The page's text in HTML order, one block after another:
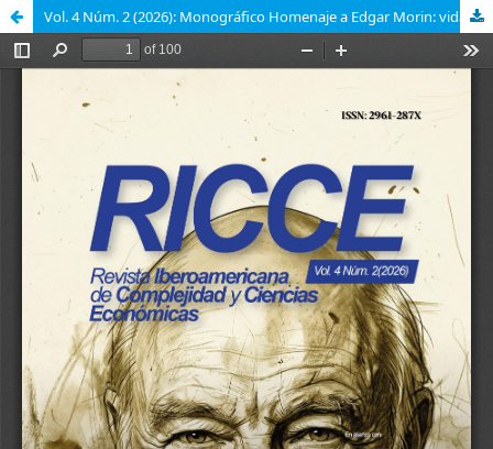
Vol. 4 Núm. 2 (2026): Monográfico Homenaje a Edgar Morin: vida, obra y regeneración del pensamiento complejo